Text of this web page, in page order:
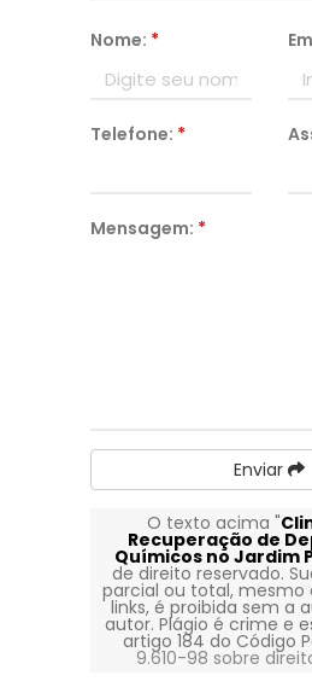
Nome: *
Telefone: *
Mensagem: *
Enviar
O texto acima "
Recuperação de
Químicos no Jardim
de direito reservado.
parcial ou total, mesmo
links, é proibida sem a
autor. Plágio é crime e
artigo 184 do Código
9.610-98 sobre